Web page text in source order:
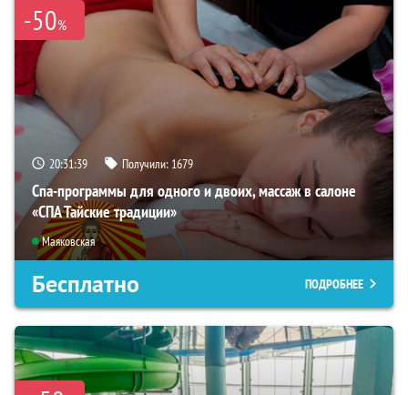
-50%
20:31:37 Получили: 1679
Спа-программы для одного и двоих, массаж в салоне
«СПА Тайские традиции»
Маяковская
Бесплатно ПОДРОБНЕЕ